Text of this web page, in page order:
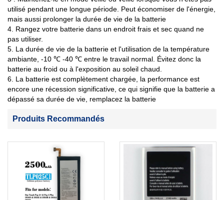
utilisé pendant une longue période. Peut économiser de l'énergie,
mais aussi prolonger la durée de vie de la batterie
4. Rangez votre batterie dans un endroit frais et sec quand ne
pas utiliser.
5. La durée de vie de la batterie et l'utilisation de la température
ambiante, -10 ℃ -40 ℃ entre le travail normal. Évitez donc la
batterie au froid ou à l'exposition au soleil chaud.
6. La batterie est complètement chargée, la performance est
encore une récession significative, ce qui signifie que la batterie a
dépassé sa durée de vie, remplacez la batterie
Produits Recommandés